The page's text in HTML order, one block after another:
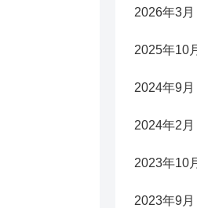
2026年3月
2025年10
2024年9月
2024年2月
2023年10
2023年9月